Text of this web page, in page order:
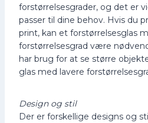
forstørrelsesgrader, og det er
passer til dine behov. Hvis du
print, kan et forstørrelsesglas
forstørrelsesgrad være
har brug for at se større
glas med lavere
Design og stil
Der er forskellige designs og